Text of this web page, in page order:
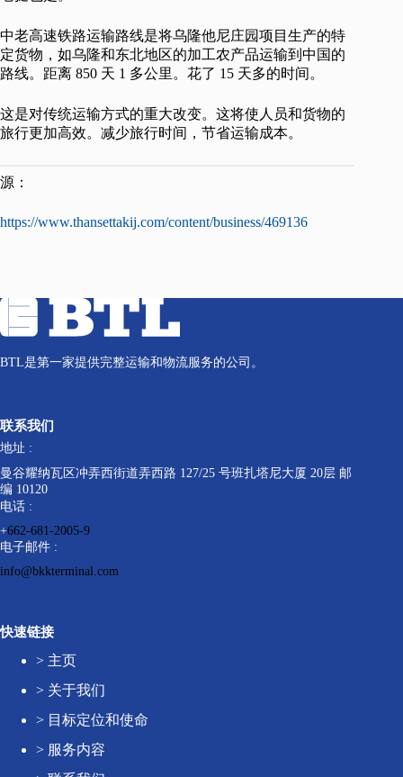
中老高速铁路运输路线是将乌隆他尼庄园项目生产的特
定货物，如乌隆和东北地区的加工农产品运输到中国的
路线。距离 850 天 1 多公里。花了 15 天多的时间。
这是对传统运输方式的重大改变。这将使人员和货物的
旅行更加高效。减少旅行时间，节省运输成本。
源：
https://www.thansettakij.com/content/business/469136
BTL是第一家提供完整运输和物流服务的公司。
联系我们
地址 :
曼谷耀纳瓦区冲弄西街道弄西路 127/25 号班扎塔尼大厦 20层 邮
编 10120
电话 :
+662-681-2005-9
电子邮件 :
info@bkkterminal.com
快速链接
> 主页
> 关于我们
> 目标定位和使命
> 服务内容